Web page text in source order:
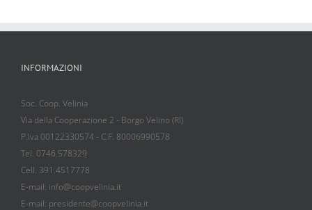
INFORMAZIONI
Soc. Coop. Velinia
Via della Cooperazione 2 - Borgo Velino (RI)
P.Iva 00122330574 - C.F. 80006990578
Tel. 0746.578329
Cell. 391.4517778
E-mail: info@coopvelinia.it
E-mail: presidente@coopvelinia.it